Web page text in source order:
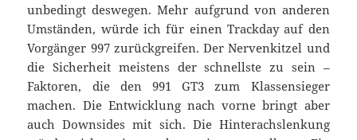
unbedingt deswegen. Mehr aufgrund von anderen
Umständen, würde ich für einen Trackday auf den
Vorgänger 997 zurückgreifen. Der Nervenkitzel und
die Sicherheit meistens der schnellste zu sein –
Faktoren, die den 991 GT3 zum Klassensieger
machen. Die Entwicklung nach vorne bringt aber
auch Downsides mit sich. Die Hinterachslenkung